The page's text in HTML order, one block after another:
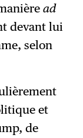
ad
devant lui
selon
et
de